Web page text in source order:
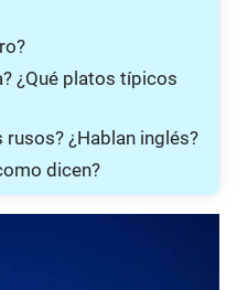
¿Qué platos típicos
¿Hablan inglés?
dicen?